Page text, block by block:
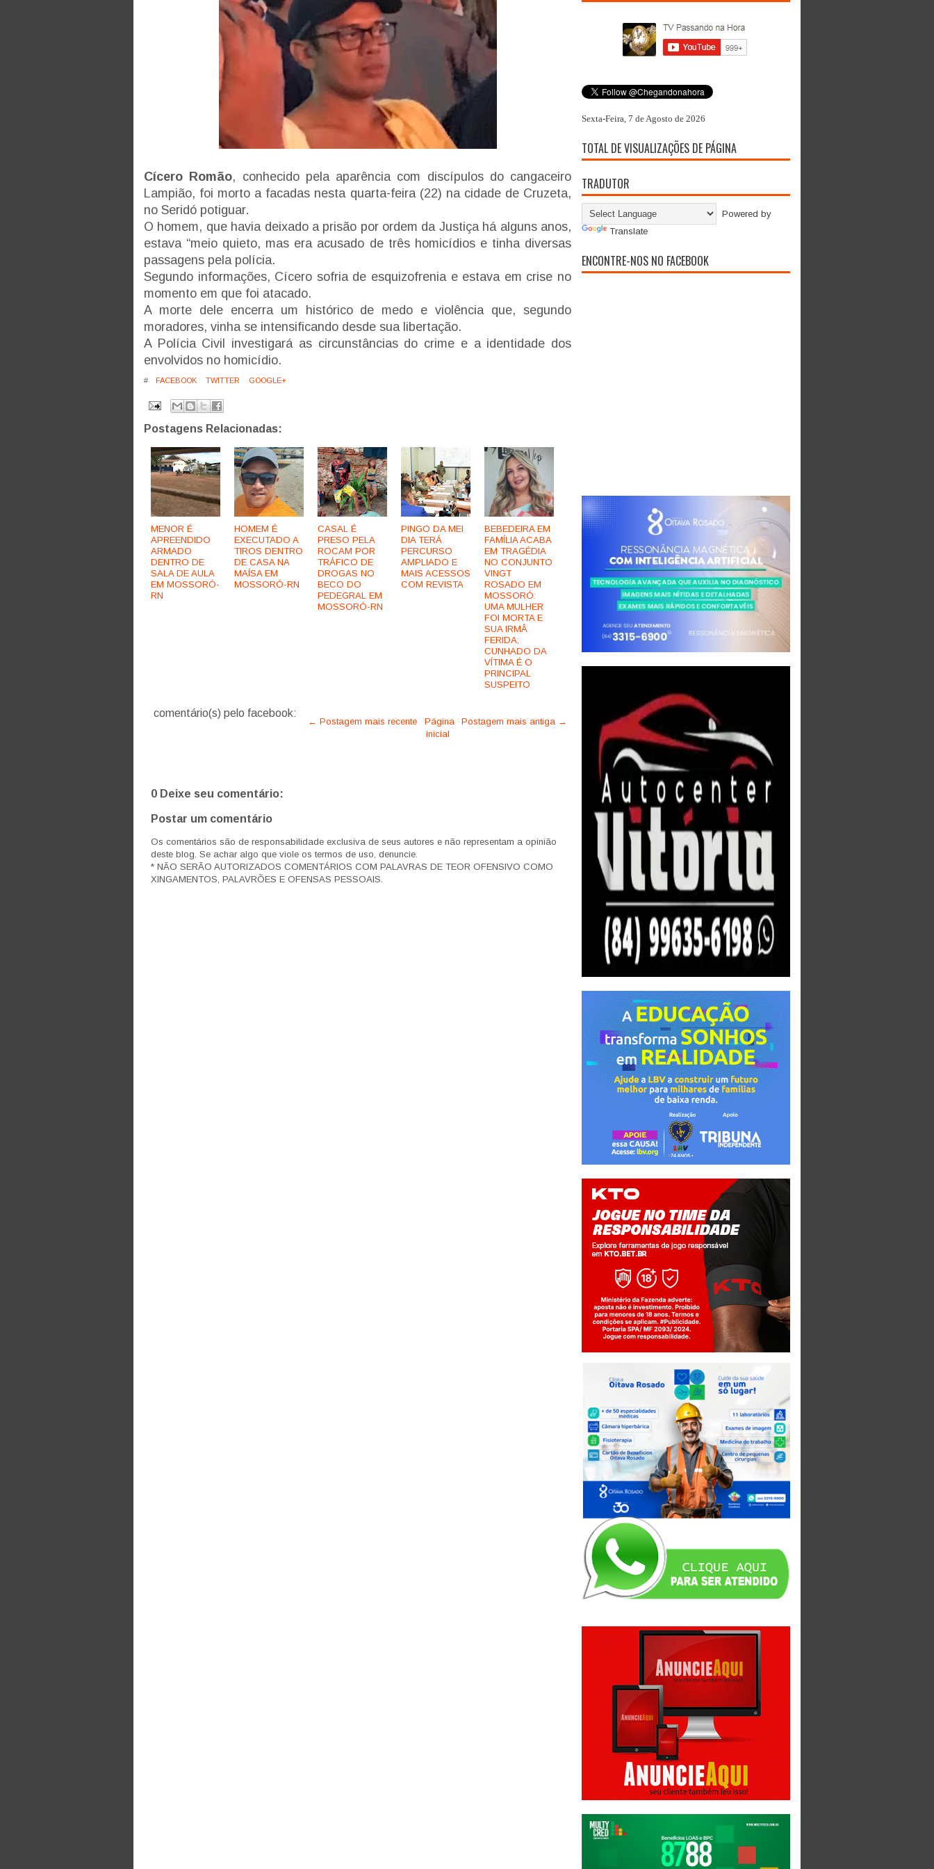
Cícero Romão, conhecido pela aparência com discípulos do cangaceiro
Lampião, foi morto a facadas nesta quarta-feira (22) na cidade de Cruzeta,
no Seridó potiguar.
O homem, que havia deixado a prisão por ordem da Justiça há alguns anos,
estava “meio quieto, mas era acusado de três homicídios e tinha diversas
passagens pela polícia.
Segundo informações, Cícero sofria de esquizofrenia e estava em crise no
momento em que foi atacado.
A morte dele encerra um histórico de medo e violência que, segundo
moradores, vinha se intensificando desde sua libertação.
A Polícia Civil investigará as circunstâncias do crime e a identidade dos
envolvidos no homicídio.
# FACEBOOK TWITTER GOOGLE+
Postagens Relacionadas:
MENOR É
APREENDIDO
ARMADO
DENTRO DE
SALA DE AULA
EM MOSSORÓ-
RN
HOMEM É
EXECUTADO A
TIROS DENTRO
DE CASA NA
MAÍSA EM
MOSSORÓ-RN
CASAL É
PRESO PELA
ROCAM POR
TRÁFICO DE
DROGAS NO
BECO DO
PEDEGRAL EM
MOSSORÓ-RN
PINGO DA MEI
DIA TERÁ
PERCURSO
AMPLIADO E
MAIS ACESSOS
COM REVISTA
BEBEDEIRA EM
FAMÍLIA ACABA
EM TRAGÉDIA
NO CONJUNTO
VINGT
ROSADO EM
MOSSORÓ:
UMA MULHER
FOI MORTA E
SUA IRMÂ
FERIDA;
CUNHADO DA
VÍTIMA É O
PRINCIPAL
SUSPEITO
comentário(s) pelo facebook:
← Postagem mais recente Postagem mais antiga →
Página
inicial
0 Deixe seu comentário:
Postar um comentário
Os comentários são de responsabilidade exclusiva de seus autores e não representam a opinião
deste blog. Se achar algo que viole os termos de uso, denuncie.
* NÃO SERÃO AUTORIZADOS COMENTÁRIOS COM PALAVRAS DE TEOR OFENSIVO COMO
XINGAMENTOS, PALAVRÕES E OFENSAS PESSOAIS.
Sexta-Feira, 7 de Agosto de 2026
TOTAL DE VISUALIZAÇÕES DE PÁGINA
TRADUTOR
Powered by
Translate
ENCONTRE-NOS NO FACEBOOK
Jogue com responsabilidade. 18+